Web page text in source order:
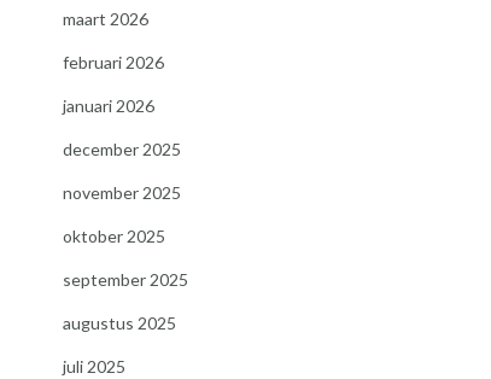
maart 2026
februari 2026
januari 2026
december 2025
november 2025
oktober 2025
september 2025
augustus 2025
juli 2025